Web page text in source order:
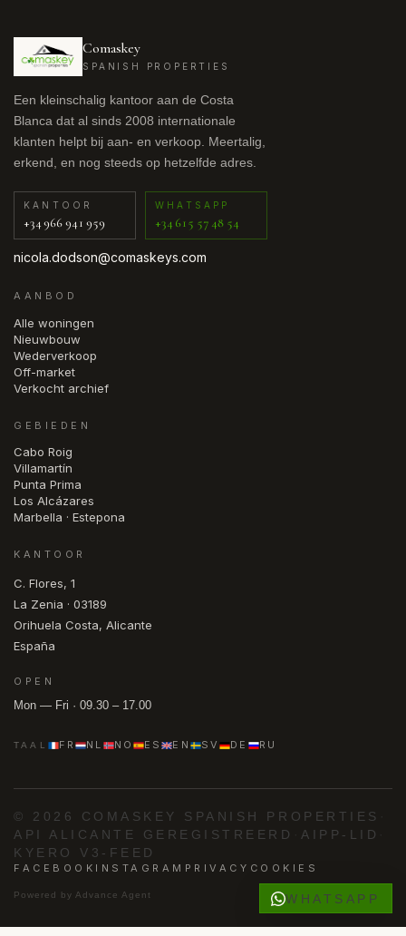
Comaskey
SPANISH PROPERTIES
Een kleinschalig kantoor aan de Costa
Blanca dat al sinds 2008 internationale
klanten helpt bij aan- en verkoop. Meertalig,
erkend, en nog steeds op hetzelfde adres.
KANTOOR
+34 966 941 959
WHATSAPP
+34 615 57 48 54
nicola.dodson@comaskeys.com
AANBOD
Alle woningen
Nieuwbouw
Wederverkoop
Off-market
Verkocht archief
GEBIEDEN
Cabo Roig
Villamartín
Punta Prima
Los Alcázares
Marbella · Estepona
KANTOOR
C. Flores, 1
La Zenia · 03189
Orihuela Costa, Alicante
España
OPEN
Mon — Fri · 09.30 – 17.00
TAAL FR NL NO ES EN SV DE RU
© 2026 COMASKEY SPANISH PROPERTIES
API ALICANTE GEREGISTREERD
AIPP-LID
KYERO V3-FEED
FACEBOOK INSTAGRAM PRIVACY COOKIES
Powered by Advance Agent WHATSAPP